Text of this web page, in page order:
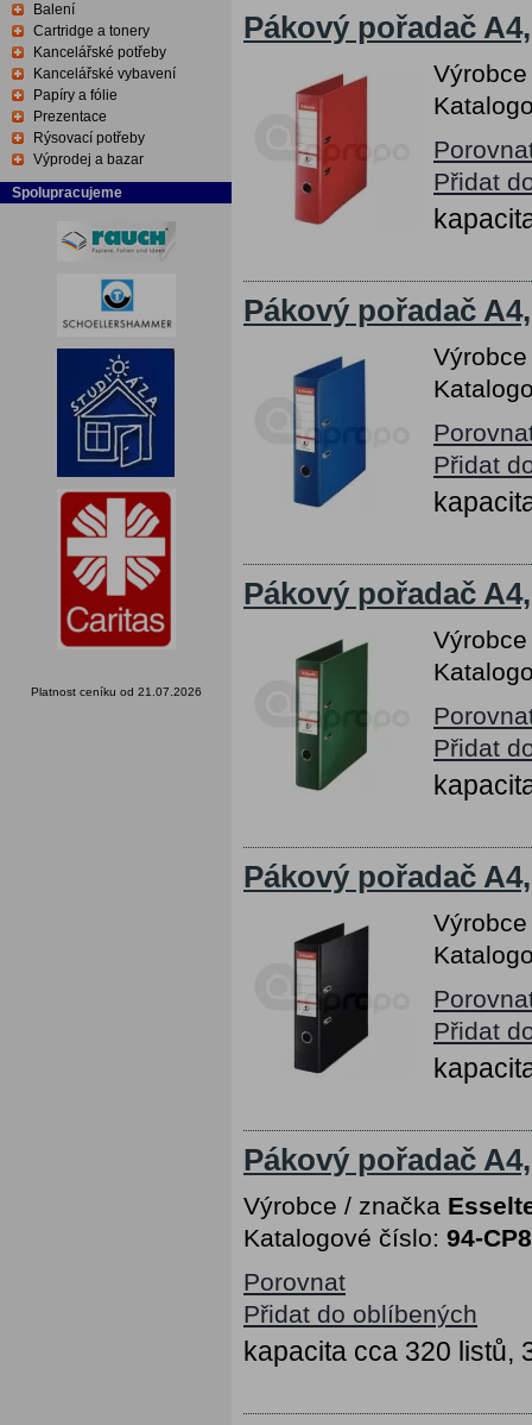
Balení
Cartridge a tonery
Kancelářské potřeby
Kancelářské vybavení
Papíry a fólie
Prezentace
Rýsovací potřeby
Výprodej a bazar
Spolupracujeme
Platnost ceníku od 21.07.2026
Pákový pořadač
Přidat
Pákový pořadač
Přidat
Pákový pořadač
Přidat
Pákový pořadač
Přidat
Pákový pořadač
Výrobce / značka
Katalogové číslo: 94-
Porovnat
Přidat do oblíbených
kapacita cca 320 listů,